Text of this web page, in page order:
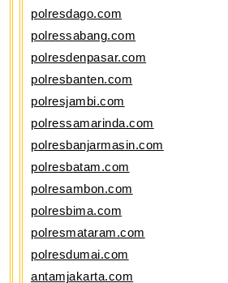
polresdago.com
polressabang.com
polresdenpasar.com
polresbanten.com
polresjambi.com
polressamarinda.com
polresbanjarmasin.com
polresbatam.com
polresambon.com
polresbima.com
polresmataram.com
polresdumai.com
antamjakarta.com